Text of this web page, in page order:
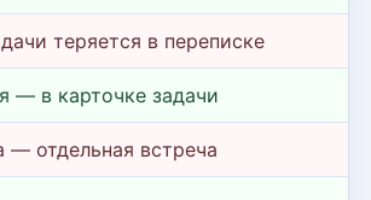
теряется в переписке
— в карточке задачи
— отдельная встреча